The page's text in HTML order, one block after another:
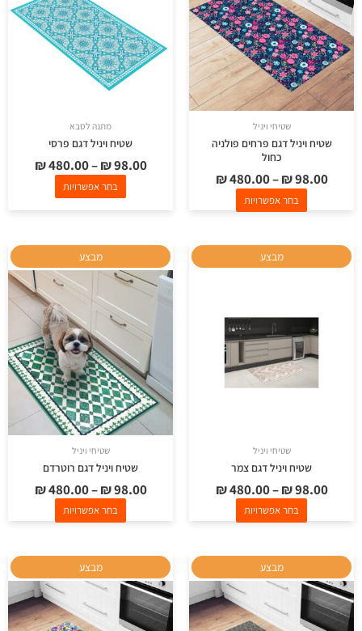
שטיחי ויניל
שטיח ויניל דגם פרחים פולניה
כחול
₪98.00
–
₪480.00
בחר אפשרויות
סוגים.
ניתן
לבחור
את
האפשרויות
בעמוד
מתנה לסבא
שטיח ויניל דגם פרסי
₪98.00
–
₪480.00
בחר אפשרויות
סוגים.
ניתן
לבחור
מבצע
שטיחי ויניל
שטיח ויניל דגם צמר
₪98.00
–
₪480.00
בחר אפשרויות
זה
סוגים.
ניתן
לבחור
את
מבצע
שטיחי ויניל
שטיח ויניל דגם רוטרדם
₪98.00
–
₪480.00
בחר אפשרויות
זה
יש
מספר
סוגים.
ניתן
לבחור
את
האפשרויות
בעמוד
מבצע
זה
יש
מספר
מבצע
זה
יש
מספר